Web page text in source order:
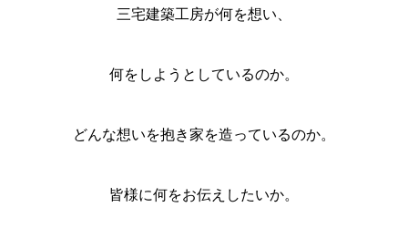
三宅建築工房が何を想い、
何をしようとしているのか。
どんな想いを抱き家を造っているのか。
皆様に何をお伝えしたいか。